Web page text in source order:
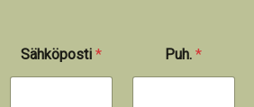
Sähköposti * Puh.*